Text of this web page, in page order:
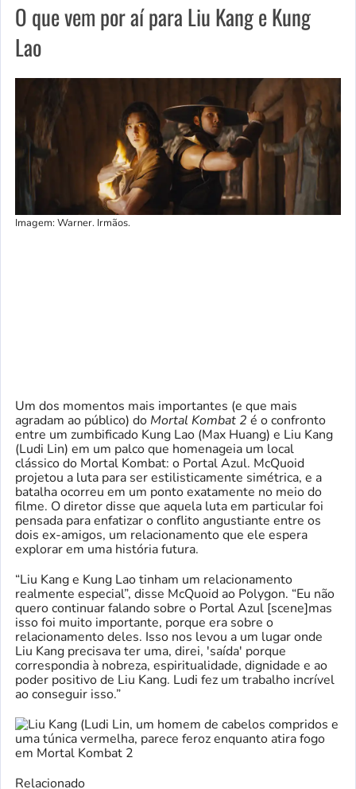
O que vem por aí para Liu Kang e Kung
Lao
Imagem: Warner. Irmãos.
Um dos momentos mais importantes (e que mais
agradam ao público) do Mortal Kombat 2 é o confronto
entre um zumbificado Kung Lao (Max Huang) e Liu Kang
(Ludi Lin) em um palco que homenageia um local
clássico do Mortal Kombat: o Portal Azul. McQuoid
projetou a luta para ser estilisticamente simétrica, e a
batalha ocorreu em um ponto exatamente no meio do
filme. O diretor disse que aquela luta em particular foi
pensada para enfatizar o conflito angustiante entre os
dois ex-amigos, um relacionamento que ele espera
explorar em uma história futura.
“Liu Kang e Kung Lao tinham um relacionamento
realmente especial”, disse McQuoid ao Polygon. “Eu não
quero continuar falando sobre o Portal Azul [scene]mas
isso foi muito importante, porque era sobre o
relacionamento deles. Isso nos levou a um lugar onde
Liu Kang precisava ter uma, direi, 'saída' porque
correspondia à nobreza, espiritualidade, dignidade e ao
poder positivo de Liu Kang. Ludi fez um trabalho incrível
ao conseguir isso.”
Relacionado